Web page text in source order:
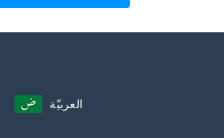
العربيّة